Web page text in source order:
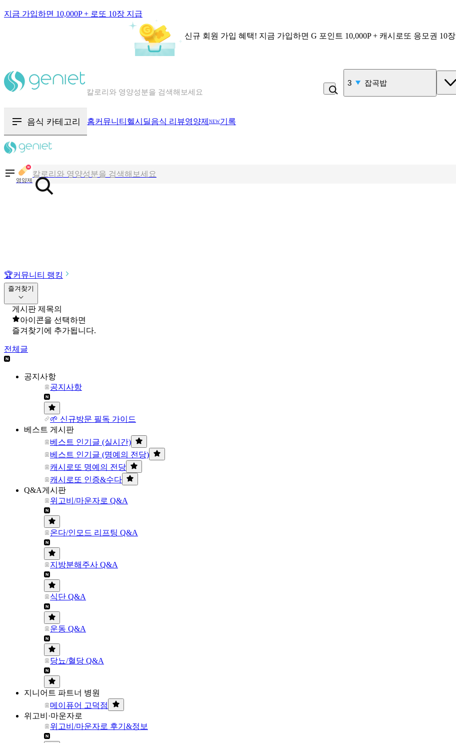
지금 가입하면 10,000P + 로또 10장 지급
신규 회원 가입 혜택! 지금 가입하면 G 포인트 10,000P + 캐시로또 응모권 10장
혈당 · 다이어트 음식 검색해보세요
4 비_플레인 쿽
음식 카테고리 홈커뮤니티 헬시딜음식 리뷰영양제 NEW기록
영양제혈당 · 다이어트 음식 검색해보세요
음식 · 영양제 리뷰를 찾아보세요
🏆커뮤니티 랭킹
즐겨찾기
게시판 제목의
아이콘을 선택하면
즐겨찾기에 추가됩니다.
전체글
공지사항
공지사항
🌱 신규방문 필독 가이드
베스트 게시판
베스트 인기글 (실시간)
베스트 인기글 (명예의 전당)
캐시로또 명예의 전당
캐시로또 인증&수다
Q&A게시판
위고비/마운자로 Q&A
온다/인모드 리프팅 Q&A
지방분해주사 Q&A
식단 Q&A
운동 Q&A
당뇨/혈당 Q&A
지니어트 파트너 병원
메이퓨어 고덕점
위고비·마운자로
위고비/마운자로 후기&정보